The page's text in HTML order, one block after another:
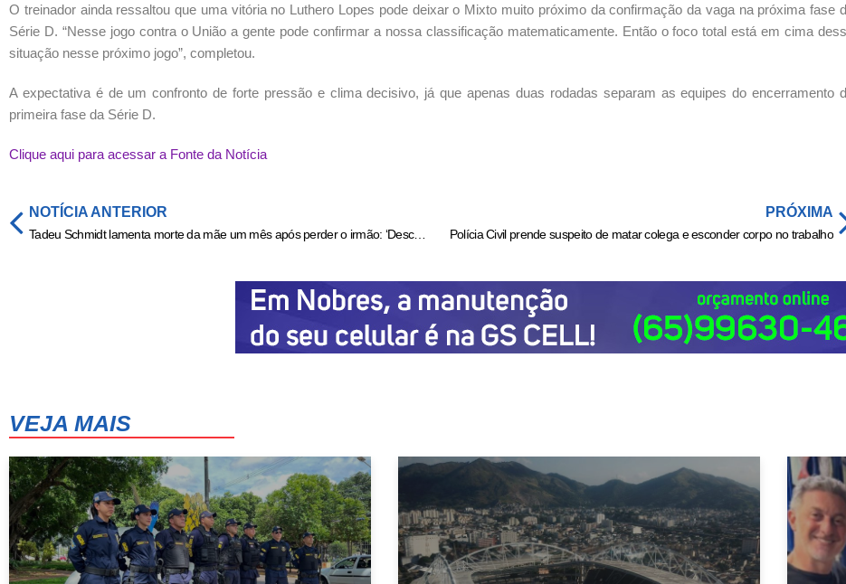
O treinador ainda ressaltou que uma vitória no Luthero Lopes pode deixar o Mixto muito próximo da confirmação da vaga na próxima fase
Série D. “Nesse jogo contra o União a gente pode confirmar a nossa classificação matematicamente. Então o foco total está em cima
situação nesse próximo jogo”, completou.
A expectativa é de um confronto de forte pressão e clima decisivo, já que apenas duas rodadas separam as equipes do encerramento
primeira fase da Série D.
Clique aqui para acessar a Fonte da Notícia
NOTÍCIA ANTERIOR
Tadeu Schmidt lamenta morte da mãe um mês após perder o irmão: ‘Descanse em paz’
PRÓXIMA
Polícia Civil prende suspeito de matar colega e esconder corpo no trabalho
VEJA MAIS